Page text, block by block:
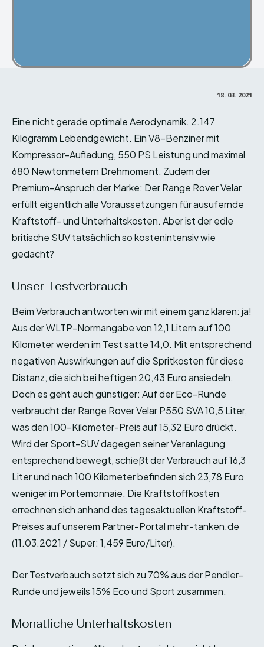
18. 03. 2021
Eine nicht gerade optimale Aerodynamik. 2.147
Kilogramm Lebendgewicht. Ein V8-Benziner mit
Kompressor-Aufladung, 550 PS Leistung und maximal
680 Newtonmetern Drehmoment. Zudem der
Premium-Anspruch der Marke: Der Range Rover Velar
erfüllt eigentlich alle Voraussetzungen für ausufernde
Kraftstoff- und Unterhaltskosten. Aber ist der edle
britische SUV tatsächlich so kostenintensiv wie
gedacht?
Unser Testverbrauch
Beim Verbrauch antworten wir mit einem ganz klaren: ja!
Aus der WLTP-Normangabe von 12,1 Litern auf 100
Kilometer werden im Test satte 14,0. Mit entsprechend
negativen Auswirkungen auf die Spritkosten für diese
Distanz, die sich bei heftigen 20,43 Euro ansiedeln.
Doch es geht auch günstiger: Auf der Eco-Runde
verbraucht der Range Rover Velar P550 SVA 10,5 Liter,
was den 100-Kilometer-Preis auf 15,32 Euro drückt.
Wird der Sport-SUV dagegen seiner Veranlagung
entsprechend bewegt, schießt der Verbrauch auf 16,3
Liter und nach 100 Kilometer befinden sich 23,78 Euro
weniger im Portemonnaie. Die Kraftstoffkosten
errechnen sich anhand des tagesaktuellen Kraftstoff-
Preises auf unserem Partner-Portal mehr-tanken.de
(11.03.2021 / Super: 1,459 Euro/Liter).
Der Testverbauch setzt sich zu 70% aus der Pendler-
Runde und jeweils 15% Eco und Sport zusammen.
Monatliche Unterhaltskosten